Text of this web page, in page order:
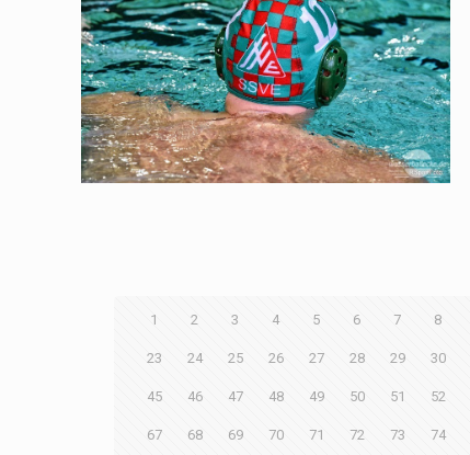
1 2 3 4 5 6 7 8
23 24 25 26 27 28 29 30
45 46 47 48 49 50 51 52
67 68 69 70 71 72 73 74